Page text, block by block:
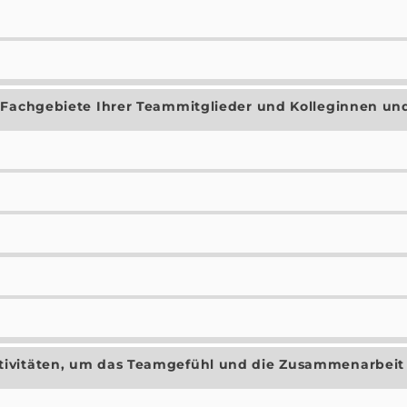
Ihrer Teammitglieder und Kolleginnen
um das Teamgefühl und die